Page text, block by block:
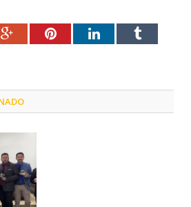
Google+PinterestLinkedInTumblr